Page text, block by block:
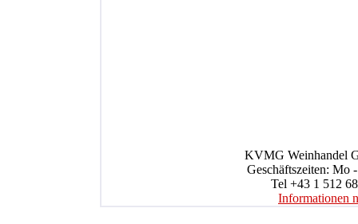
KVMG Weinhandel
Geschäftszeiten: Mo
Tel +43 1 512
Informationen